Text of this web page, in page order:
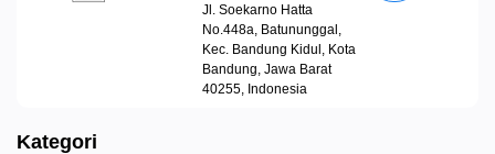
Jl. Soekarno Hatta
No.448a, Batununggal,
Kec. Bandung Kidul, Kota
Bandung, Jawa Barat
40255, Indonesia
Kategori